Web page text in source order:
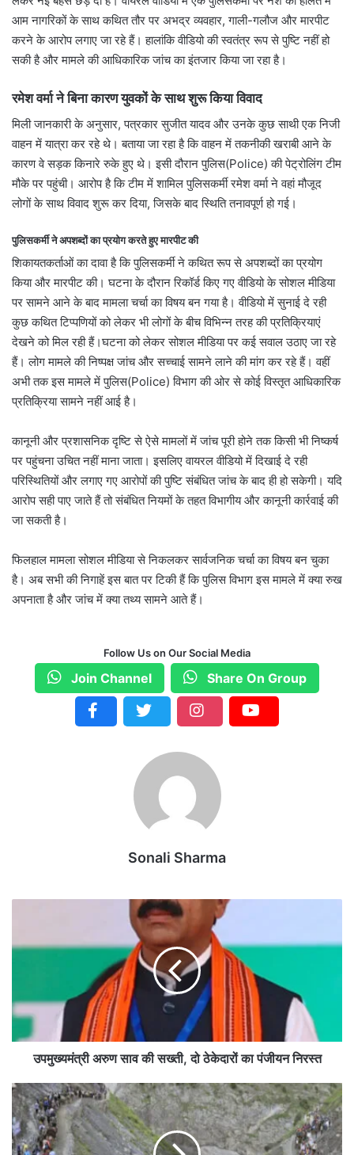
आम नागरिकों के साथ कथित तौर पर अभद्र व्यवहार, गाली-गलौज और मारपीट
करने के आरोप लगाए जा रहे हैं। हालांकि वीडियो की स्वतंत्र रूप से पुष्टि नहीं हो
सकी है और मामले की आधिकारिक जांच का इंतजार किया जा रहा है।
रमेश वर्मा ने बिना कारण युवकों के साथ शुरू किया विवाद
मिली जानकारी के अनुसार, पत्रकार सुजीत यादव और उनके कुछ साथी एक निजी
वाहन में यात्रा कर रहे थे। बताया जा रहा है कि वाहन में तकनीकी खराबी आने के
कारण वे सड़क किनारे रुके हुए थे। इसी दौरान पुलिस(Police) की पेट्रोलिंग टीम
मौके पर पहुंची। आरोप है कि टीम में शामिल पुलिसकर्मी रमेश वर्मा ने वहां मौजूद
लोगों के साथ विवाद शुरू कर दिया, जिसके बाद स्थिति तनावपूर्ण हो गई।
पुलिसकर्मी ने अपशब्दों का प्रयोग करते हुए मारपीट की
शिकायतकर्ताओं का दावा है कि पुलिसकर्मी ने कथित रूप से अपशब्दों का प्रयोग
किया और मारपीट की। घटना के दौरान रिकॉर्ड किए गए वीडियो के सोशल मीडिया
पर सामने आने के बाद मामला चर्चा का विषय बन गया है। वीडियो में सुनाई दे रही
कुछ कथित टिप्पणियों को लेकर भी लोगों के बीच विभिन्न तरह की प्रतिक्रियाएं
देखने को मिल रही हैं।घटना को लेकर सोशल मीडिया पर कई सवाल उठाए जा रहे
हैं। लोग मामले की निष्पक्ष जांच और सच्चाई सामने लाने की मांग कर रहे हैं। वहीं
अभी तक इस मामले में पुलिस(Police) विभाग की ओर से कोई विस्तृत आधिकारिक
प्रतिक्रिया सामने नहीं आई है।
कानूनी और प्रशासनिक दृष्टि से ऐसे मामलों में जांच पूरी होने तक किसी भी निष्कर्ष
पर पहुंचना उचित नहीं माना जाता। इसलिए वायरल वीडियो में दिखाई दे रही
परिस्थितियों और लगाए गए आरोपों की पुष्टि संबंधित जांच के बाद ही हो सकेगी। यदि
आरोप सही पाए जाते हैं तो संबंधित नियमों के तहत विभागीय और कानूनी कार्रवाई की
जा सकती है।
फिलहाल मामला सोशल मीडिया से निकलकर सार्वजनिक चर्चा का विषय बन चुका
है। अब सभी की निगाहें इस बात पर टिकी हैं कि पुलिस विभाग इस मामले में क्या रुख
अपनाता है और जांच में क्या तथ्य सामने आते हैं।
Follow Us on Our Social Media
Join Channel Share On Group
Sonali Sharma
अ
रु
ण
की
स
ख्ती
,
उपमुख्यमंत्री अरुण साव की सख्ती, दो ठेकेदारों का पंजीयन निरस्त
क
म
ख
र्च